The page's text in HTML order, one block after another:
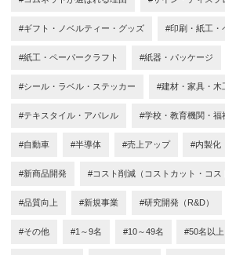
#ギフト・ノベルティー・グッズ #印刷・紙工・
#紙工・ペーパークラフト #紙器・パッケージ
#シール・ラベル・ステッカー #建材・家具・木
#テキスタイル・アパレル #学校・教育機関・福
#自動車 #半導体 #売上アップ #内製化
#新商品開発 #コスト削減（コストカット・コス
#品質向上 #新規事業 #研究開発（R&D）
#その他 #1～9名 #10～49名 #50名以上